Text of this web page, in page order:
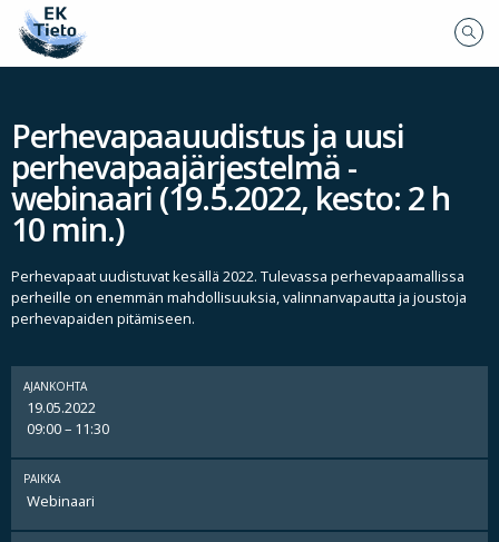
Perhevapaauudistus ja uusi
perhevapaajärjestelmä -
webinaari (19.5.2022, kesto: 2 h
10 min.)
Perhevapaat uudistuvat kesällä 2022. Tulevassa perhevapaamallissa
perheille on enemmän mahdollisuuksia, valinnanvapautta ja joustoja
perhevapaiden pitämiseen.
AJANKOHTA
19.05.2022
09:00 – 11:30
PAIKKA
Webinaari